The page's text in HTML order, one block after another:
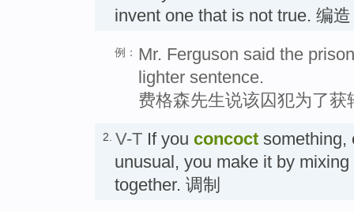
invent one that is not true. 编造
例： Mr. Ferguson said the
lighter sentence.
费格森先生说该囚犯为了
2. V-T If you concoct something,
unusual, you make it by
together. 调制